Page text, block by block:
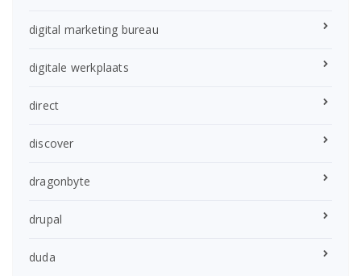
digital marketing bureau
digitale werkplaats
direct
discover
dragonbyte
drupal
duda